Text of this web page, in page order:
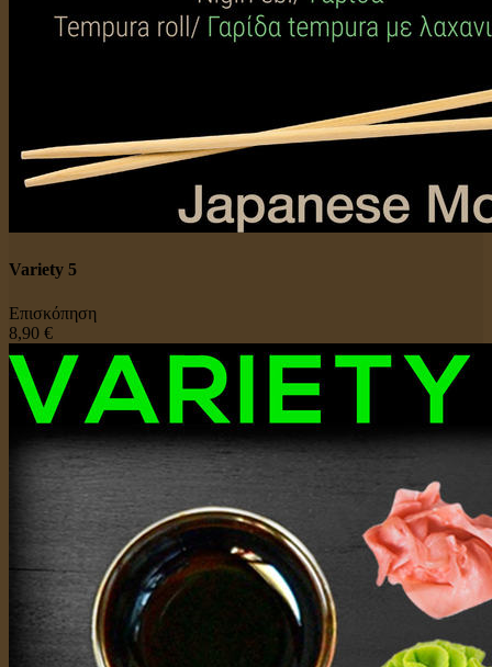
Variety 5
Επισκόπηση
8,90 €